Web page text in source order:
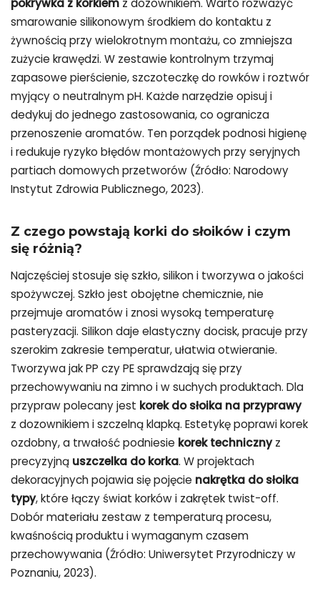
pokrywka z korkiem z dozownikiem. Warto rozważyć
smarowanie silikonowym środkiem do kontaktu z
żywnością przy wielokrotnym montażu, co zmniejsza
zużycie krawędzi. W zestawie kontrolnym trzymaj
zapasowe pierścienie, szczoteczkę do rowków i roztwór
myjący o neutralnym pH. Każde narzędzie opisuj i
dedykuj do jednego zastosowania, co ogranicza
przenoszenie aromatów. Ten porządek podnosi higienę
i redukuje ryzyko błędów montażowych przy seryjnych
partiach domowych przetworów (Źródło: Narodowy
Instytut Zdrowia Publicznego, 2023).
Z czego powstają korki do słoików i czym
się różnią?
Najczęściej stosuje się szkło, silikon i tworzywa o jakości
spożywczej. Szkło jest obojętne chemicznie, nie
przejmuje aromatów i znosi wysoką temperaturę
pasteryzacji. Silikon daje elastyczny docisk, pracuje przy
szerokim zakresie temperatur, ułatwia otwieranie.
Tworzywa jak PP czy PE sprawdzają się przy
przechowywaniu na zimno i w suchych produktach. Dla
przypraw polecany jest korek do słoika na przyprawy
z dozownikiem i szczelną klapką. Estetykę poprawi korek
ozdobny, a trwałość podniesie korek technicznyz
precyzyjną uszczelka do korka. W projektach
dekoracyjnych pojawia się pojęcie nakrętka do słoika
typy, które łączy świat korków i zakrętek twist-off.
Dobór materiału zestaw z temperaturą procesu,
kwaśnością produktu i wymaganym czasem
przechowywania (Źródło: Uniwersytet Przyrodniczy w
Poznaniu, 2023).